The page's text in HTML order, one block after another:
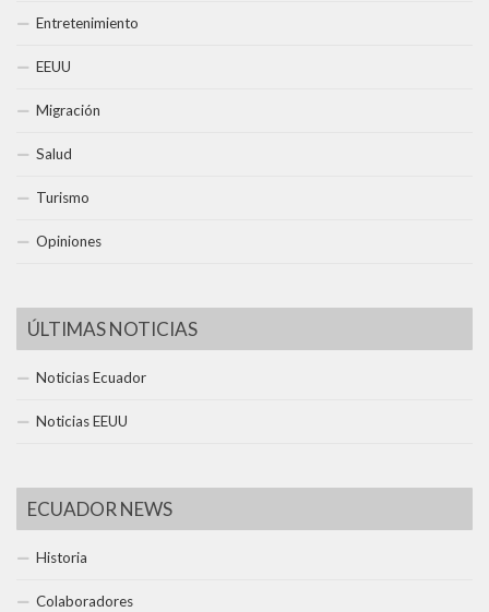
Entretenimiento
EEUU
Migración
Salud
Turismo
Opiniones
ÚLTIMAS NOTICIAS
Noticias Ecuador
Noticias EEUU
ECUADOR NEWS
Historia
Colaboradores